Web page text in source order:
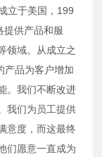
立于美国，199
提供产品和服
领域。从成立之
产品为客户增加
。我们不断改进
我们为员工提供
意度，而这最终
们愿意一直成为